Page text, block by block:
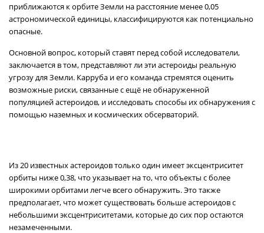
приближаются к орбите Земли на расстояние менее 0,05
астрономической единицы, классифицируются как потенциально
опасные.
Основной вопрос, который ставят перед собой исследователи,
заключается в том, представляют ли эти астероиды реальную
угрозу для Земли. Карруба и его команда стремятся оценить
возможные риски, связанные с ещё не обнаруженной
популяцией астероидов, и исследовать способы их обнаружения с
помощью наземных и космических обсерваторий.
Из 20 известных астероидов только один имеет эксцентриситет
орбиты ниже 0,38, что указывает на то, что объекты с более
широкими орбитами легче всего обнаружить. Это также
предполагает, что может существовать больше астероидов с
небольшими эксцентриситетами, которые до сих пор остаются
незамеченными.